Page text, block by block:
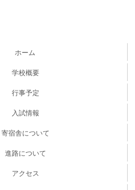
ホーム
学校概要
行事予定
入試情報
寄宿舎について
進路について
アクセス